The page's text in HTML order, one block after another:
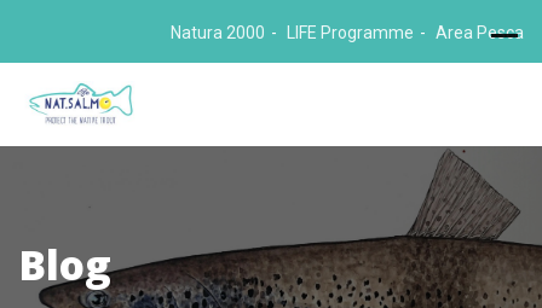
Natura 2000 LIFE Programme Area Pesca
Blog